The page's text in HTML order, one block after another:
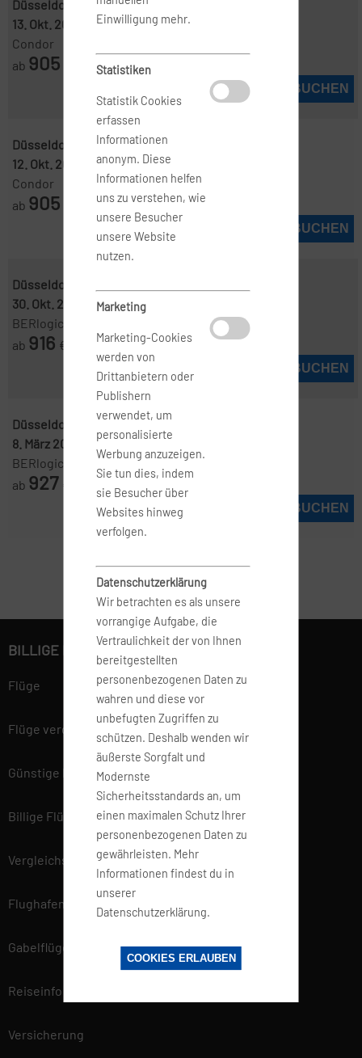
Düsseldorf ( QDU )-Manila ( MNL )
13. Okt. 2026
4. Nov. 2026
Condor
ab 905
JETZT BUCHEN
Düsseldorf ( QDU )-Manila ( MNL )
12. Okt. 2026
4. Nov. 2026
Condor
ab 905
JETZT BUCHEN
Düsseldorf ( DUS )
30. Okt. 2026
15. Nov. 2026
BERlogic
ab 916 €
JETZT BUCHEN
Düsseldorf ( DUS )-Manila ( MNL )
8. März 2027
21. März 2027
BERlogic
ab 927
JETZT BUCHEN
Einwilligung mehr.
Statistiken
Statistik Cookies
erfassen
Informationen
anonym. Diese
Informationen helfen
uns zu verstehen, wie
unsere Besucher
unsere Website
nutzen.
Marketing
Marketing-Cookies
werden von
Drittanbietern oder
Publishern
verwendet, um
personalisierte
Werbung anzuzeigen.
Sie tun dies, indem
sie Besucher über
Websites hinweg
verfolgen.
Datenschutzerklärung
Wir betrachten es als unsere
vorrangige Aufgabe, die
Vertraulichkeit der von Ihnen
bereitgestellten
personenbezogenen Daten zu
wahren und diese vor
unbefugten Zugriffen zu
schützen. Deshalb wenden wir
äußerste Sorgfalt und
Modernste
Sicherheitsstandards an, um
einen maximalen Schutz Ihrer
personenbezogenen Daten zu
gewährleisten. Mehr
Informationen findest du in
unserer
Datenschutzerklärung.
COOKIES ERLAUBEN
BILLIGE FLÜGE BUCHEN
Flüge
Flüge vergleichen
Günstige Flüge
Billige Flüge
Vergleichsportal
Flughafen Informationen
Gabelflüge
Reiseinfo
Versicherung